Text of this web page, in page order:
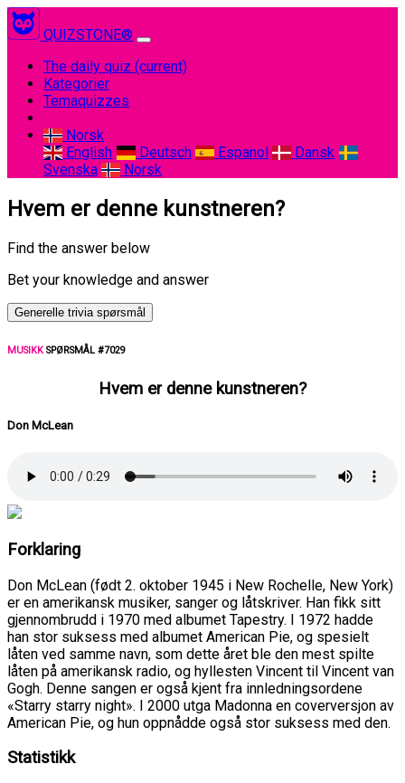
QUIZSTONE®
The daily quiz (current)
Kategorier
Temaquizzes
Norsk
English
Deutsch Espanol
Dansk
Svenska
Norsk
Hvem er denne kunstneren?
Find the answer below
Bet your knowledge and answer
Generelle trivia spørsmål
MUSIKKSPØRSMÅL #7029
Hvem er denne kunstneren?
Don McLean
Forklaring
Don McLean (født 2. oktober 1945 i New Rochelle, New York)
er en amerikansk musiker, sanger og låtskriver. Han fikk sitt
gjennombrudd i 1970 med albumet Tapestry. I 1972 hadde
han stor suksess med albumet American Pie, og spesielt
låten ved samme navn, som dette året ble den mest spilte
låten på amerikansk radio, og hyllesten Vincent til Vincent van
Gogh. Denne sangen er også kjent fra innledningsordene
«Starry starry night». I 2000 utga Madonna en coverversjon av
American Pie, og hun oppnådde også stor suksess med den.
Statistikk